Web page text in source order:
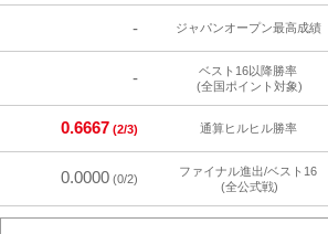
- ジャパンオープン最高成績
-
ベスト16以降勝率
(全国ポイント対象)
0.6667 (2/3) 通算ヒルヒル勝率
0.0000 (0/2)
ファイナル進出/ベスト16
(全公式戦)